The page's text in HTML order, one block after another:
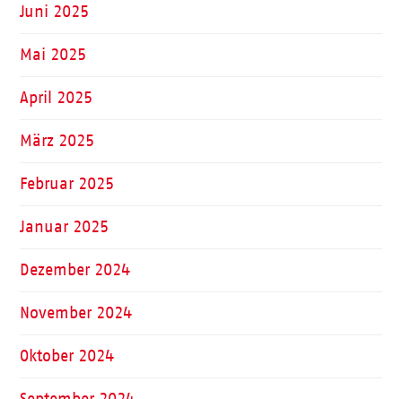
Juni 2025
Mai 2025
April 2025
März 2025
Februar 2025
Januar 2025
Dezember 2024
November 2024
Oktober 2024